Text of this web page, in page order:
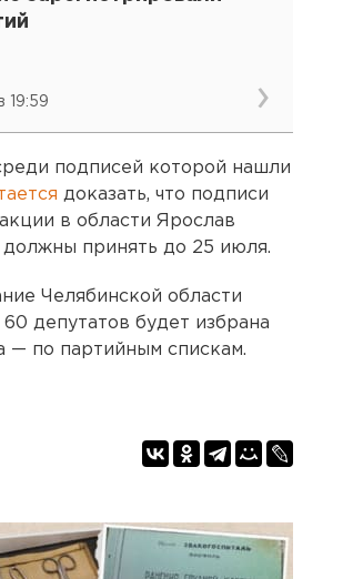
19:59
подписей которой нашли
доказать, что подписи
в области Ярослав
принять до 25 июля.
Челябинской области
депутатов будет избрана
— по партийным спискам.